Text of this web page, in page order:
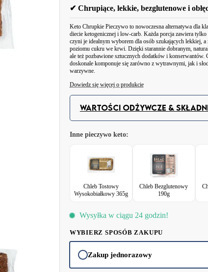
✔ Chrupiące, lekkie, bezglutenowe i
Keto Chrupkie Pieczywo to nowoczesna alternatywa dla
diecie ketogenicznej i low-carb. Każda porcja zawiera
czyni je idealnym wyborem dla osób szukających lekkiej,
poziomu cukru we krwi. Dzięki starannie dobranym,
ale też pozbawione sztucznych dodatków i
doskonale komponuje się zarówno z wytrawnymi, jak i
warzywne.
Dowiedz się więcej o produkcie
Keto Chrupkie Pieczywo to nie tylko
chrupka przekąska, która idealnie wpisuje się w
baza do keto kanapek, przekąsek czy alternatywa dla
wspiera regenerację i metabolizm, co czyni Slim Bread
BeKeto Slim Bread to produkt bezglutenowy, bez soi,
składników i zapakowany w poręczną formę. Idealny do
WARTOŚCI ODŻYWCZE &
Inne pieczywo keto:
Chleb Tostowy
Wysokobiałkowy 365g
Chleb Bezglutenowy
190g
Wysyłka w ciągu 24 godzin!
WYBIERZ SPOSÓB ZAKUPU
Zakup jednorazowy